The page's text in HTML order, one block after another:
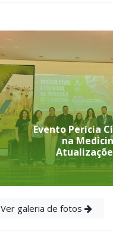
Evento Perícia
na
Ver galeria de fotos